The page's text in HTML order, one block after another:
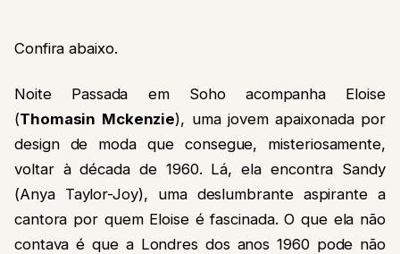
Confira abaixo.
Noite Passada em Soho acompanha Eloise
(Thomasin Mckenzie), uma jovem apaixonada por
design de moda que consegue, misteriosamente,
voltar à década de 1960. Lá, ela encontra Sandy
(Anya Taylor-Joy), uma deslumbrante aspirante a
cantora por quem Eloise é fascinada. O que ela não
contava é que a Londres dos anos 1960 pode não